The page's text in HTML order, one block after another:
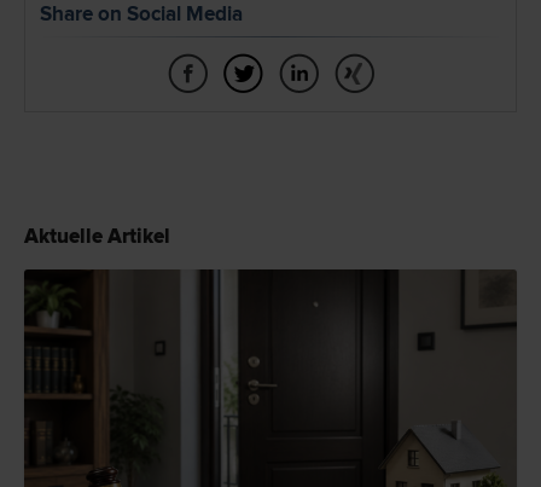
Share on Social Media
Aktuelle Artikel